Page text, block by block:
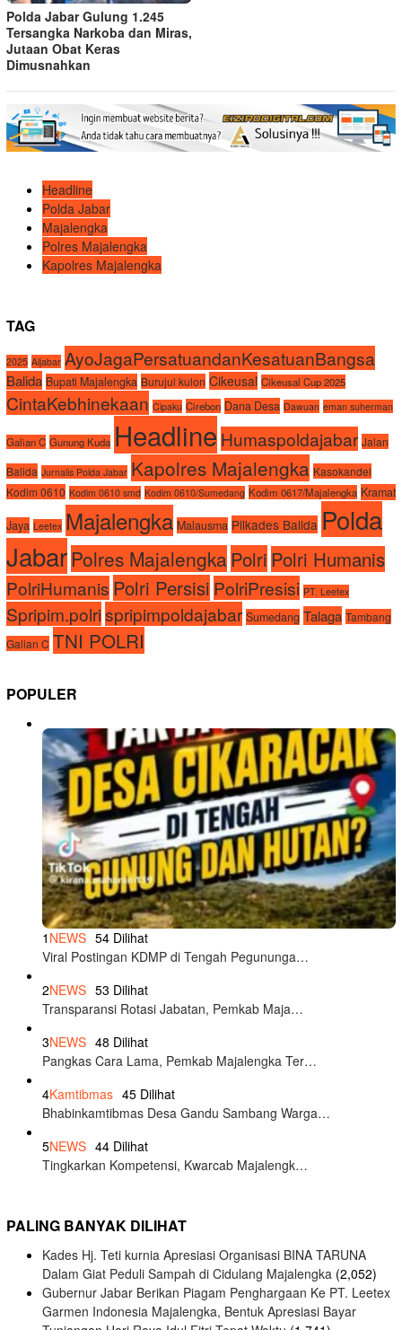
Polda Jabar Gulung 1.245
Tersangka Narkoba dan Miras,
Jutaan Obat Keras
Dimusnahkan
Headline
Polda Jabar
Majalengka
Polres Majalengka
Kapolres Majalengka
TAG
2025 Aljabar AyoJagaPersatuandanKesatuanBangsa
Balida Bupati Majalengka Burujul kulon Cikeusal Cikeusal Cup 2025
CintaKebhinekaan Cipaku Cirebon Dana Desa Dawuan eman suherman
Galian C Gunung Kuda Headline Humaspoldajabar Jalan
Balida Jurnalis Polda Jabar Kapolres Majalengka Kasokandel
Kodim 0610 Kodim 0610 smd Kodim 0610/Sumedang Kodim 0617/Majalengka Kramat
Jaya Leetex Majalengka Malausma Pilkades Balida Polda
Jabar Polres MajalengkaPolri Polri Humanis
PolriHumanis Polri Persisi PolriPresisi PT. Leetex
Spripim.polrispripimpoldajabar Sumedang Talaga Tambang
Galian C TNI POLRI
POPULER
1 NEWS 54 Dilihat
Viral Postingan KDMP di Tengah Pegununga…
2NEWS 53 Dilihat
Transparansi Rotasi Jabatan, Pemkab Maja…
3NEWS 48 Dilihat
Pangkas Cara Lama, Pemkab Majalengka Ter…
4Kamtibmas 45 Dilihat
Bhabinkamtibmas Desa Gandu Sambang Warga…
5NEWS 44 Dilihat
Tingkarkan Kompetensi, Kwarcab Majalengk…
PALING BANYAK DILIHAT
Kades Hj. Teti kurnia Apresiasi Organisasi BINA TARUNA
Dalam Giat Peduli Sampah di Cidulang Majalengka (2,052)
Gubernur Jabar Berikan Piagam Penghargaan Ke PT. Leetex
Garmen Indonesia Majalengka, Bentuk Apresiasi Bayar